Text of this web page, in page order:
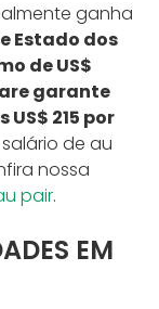
ganha
Estado dos
de US$
garante
215 por
de au
nossa
pair.
EM